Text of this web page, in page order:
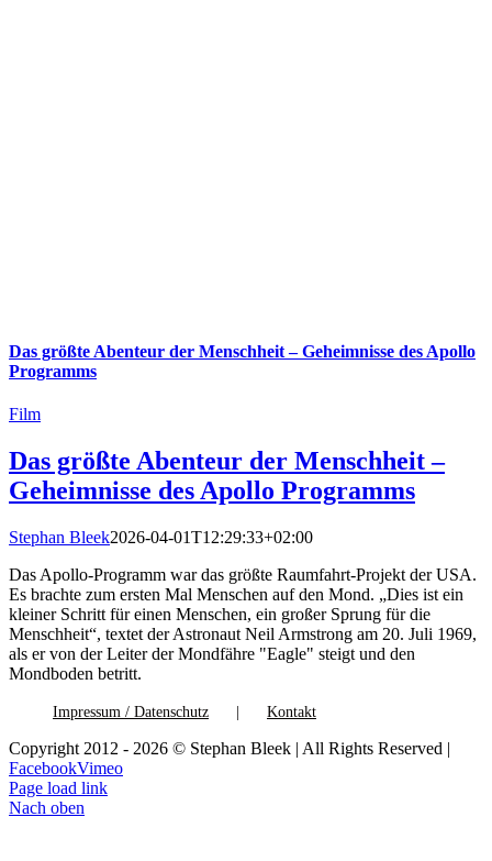
Das größte Abenteur der Menschheit – Geheimnisse des Apollo
Programms
Film
Das größte Abenteur der Menschheit –
Geheimnisse des Apollo Programms
Stephan Bleek2026-04-01T12:29:33+02:00
Das Apollo-Programm war das größte Raumfahrt-Projekt der USA.
Es brachte zum ersten Mal Menschen auf den Mond. „Dies ist ein
kleiner Schritt für einen Menschen, ein großer Sprung für die
Menschheit“, textet der Astronaut Neil Armstrong am 20. Juli 1969,
als er von der Leiter der Mondfähre "Eagle" steigt und den
Mondboden betritt.
Impressum / Datenschutz Kontakt
Copyright 2012 - 2026 © Stephan Bleek | All Rights Reserved |
FacebookVimeo
Page load link
Nach oben